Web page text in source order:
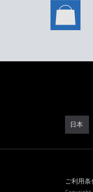
日本
ご利用